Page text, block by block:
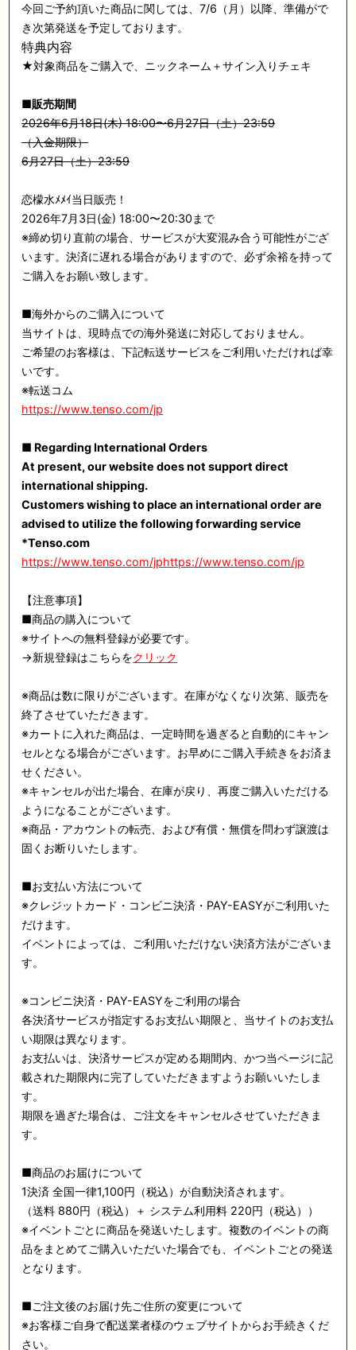
今回ご予約頂いた商品に関しては、7/6（月）以降、準備がで
き次第発送を予定しております。
特典内容
★対象商品をご購入で、ニックネーム＋サイン入りチェキ
■販売期間
2026年6月18日(木) 18:00〜6月27日（土）23:59
（入金期限）
6月27日（土）23:59
恋檬水ﾒﾒｲ当日販売！
2026年7月3日(金) 18:00〜20:30まで
※締め切り直前の場合、サービスが大変混み合う可能性がござ
います。決済に遅れる場合がありますので、必ず余裕を持って
ご購入をお願い致します。
■海外からのご購入について
当サイトは、現時点での海外発送に対応しておりません。
ご希望のお客様は、下記転送サービスをご利用いただければ幸
いです。
※転送コム
https://www.tenso.com/jp
■ Regarding International Orders
At present, our website does not support direct
international shipping.
Customers wishing to place an international order are
advised to utilize the following forwarding service
*Tenso.com
https://www.tenso.com/jphttps://www.tenso.com/jp
【注意事項】
■商品の購入について
※サイトへの無料登録が必要です。
→新規登録はこちらをクリック
※商品は数に限りがございます。在庫がなくなり次第、販売を
終了させていただきます。
※カートに入れた商品は、一定時間を過ぎると自動的にキャン
セルとなる場合がございます。お早めにご購入手続きをお済ま
せください。
※キャンセルが出た場合、在庫が戻り、再度ご購入いただける
ようになることがございます。
※商品・アカウントの転売、および有償・無償を問わず譲渡は
固くお断りいたします。
■お支払い方法について
※クレジットカード・コンビニ決済・PAY-EASYがご利用いた
だけます。
イベントによっては、ご利用いただけない決済方法がございま
す。
※コンビニ決済・PAY-EASYをご利用の場合
各決済サービスが指定するお支払い期限と、当サイトのお支払
い期限は異なります。
お支払いは、決済サービスが定める期間内、かつ当ページに記
載された期限内に完了していただきますようお願いいたしま
す。
期限を過ぎた場合は、ご注文をキャンセルさせていただきま
す。
■商品のお届けについて
1決済 全国一律1,100円（税込）が自動決済されます。
（送料 880円（税込）＋ システム利用料 220円（税込））
※イベントごとに商品を発送いたします。複数のイベントの商
品をまとめてご購入いただいた場合でも、イベントごとの発送
となります。
■ご注文後のお届け先ご住所の変更について
※お客様ご自身で配送業者様のウェブサイトからお手続きくだ
さい。